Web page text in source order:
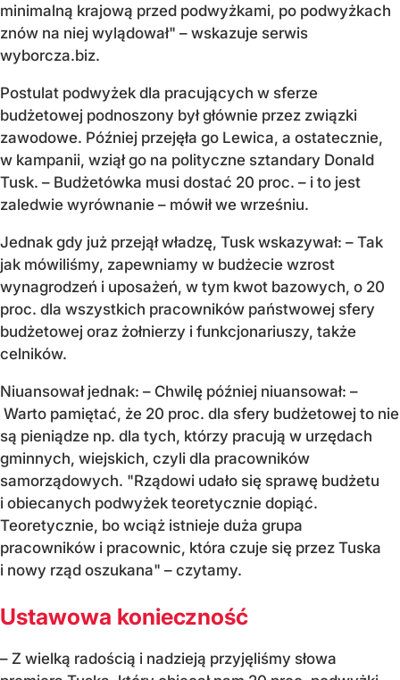
minimalną krajową przed podwyżkami, po podwyżkach
znów na niej wylądował" – wskazuje serwis
wyborcza.biz.
Postulat podwyżek dla pracujących w sferze
budżetowej podnoszony był głównie przez związki
zawodowe. Później przejęła go Lewica, a ostatecznie,
w kampanii, wziął go na polityczne sztandary Donald
Tusk. – Budżetówka musi dostać 20 proc. – i to jest
zaledwie wyrównanie – mówił we wrześniu.
Jednak gdy już przejął władzę, Tusk wskazywał: – Tak
jak mówiliśmy, zapewniamy w budżecie wzrost
wynagrodzeń i uposażeń, w tym kwot bazowych, o 20
proc. dla wszystkich pracowników państwowej sfery
budżetowej oraz żołnierzy i funkcjonariuszy, także
celników.
Niuansował jednak: – Chwilę później niuansował: –
Warto pamiętać, że 20 proc. dla sfery budżetowej to nie
są pieniądze np. dla tych, którzy pracują w urzędach
gminnych, wiejskich, czyli dla pracowników
samorządowych. "Rządowi udało się sprawę budżetu
i obiecanych podwyżek teoretycznie dopiąć.
Teoretycznie, bo wciąż istnieje duża grupa
pracowników i pracownic, która czuje się przez Tuska
i nowy rząd oszukana" – czytamy.
Ustawowa konieczność
– Z wielką radością i nadzieją przyjęliśmy słowa